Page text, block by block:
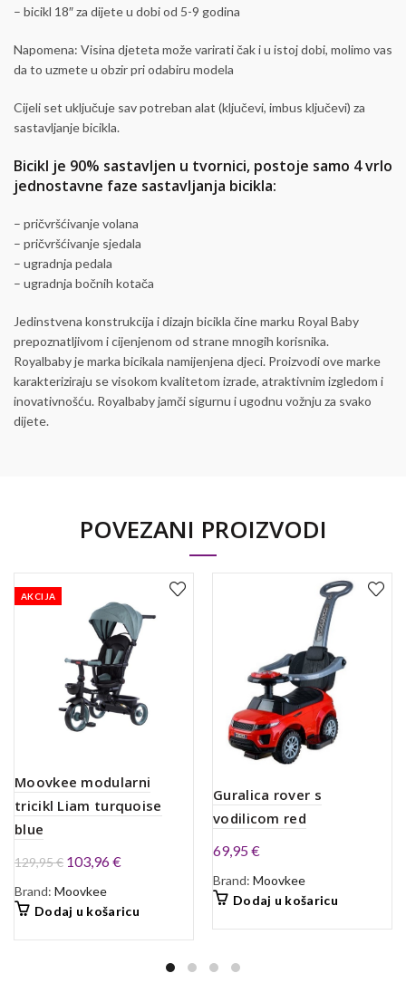
– bicikl 18″ za dijete u dobi od 5-9 godina
Napomena: Visina djeteta može varirati čak i u istoj dobi, molimo vas
da to uzmete u obzir pri odabiru modela
Cijeli set uključuje sav potreban alat (ključevi, imbus ključevi) za
sastavljanje bicikla.
Bicikl je 90% sastavljen u tvornici, postoje samo 4 vrlo
jednostavne faze sastavljanja bicikla:
– pričvršćivanje volana
– pričvršćivanje sjedala
– ugradnja pedala
– ugradnja bočnih kotača
Jedinstvena konstrukcija i dizajn bicikla čine marku Royal Baby
prepoznatljivom i cijenjenom od strane mnogih korisnika.
Royalbaby je marka bicikala namijenjena djeci. Proizvodi ove marke
karakteriziraju se visokom kvalitetom izrade, atraktivnim izgledom i
inovativnošću. Royalbaby jamči sigurnu i ugodnu vožnju za svako
dijete.
POVEZANI PROIZVODI
AKCIJA
Moovkee modularni
tricikl Liam turquoise
blue
129,95€ Izvorna
cijena
bila
103,96€
je:
Brand: Moovkee
Dodaj u košaricu
Guralica rover s
vodilicom red
69,95€
Brand: Moovkee
Dodaj u košaricu